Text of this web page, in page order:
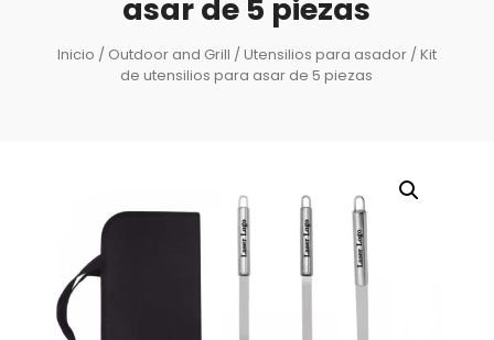
asar de 5 piezas
Inicio / Outdoor and Grill /Utensilios para asador/ Kit
de utensilios para asar de 5 piezas